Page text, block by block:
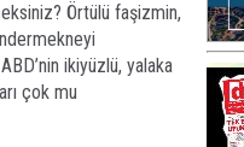
Örtülü faşizmin,
ikiyüzlü, yalaka
çok mu